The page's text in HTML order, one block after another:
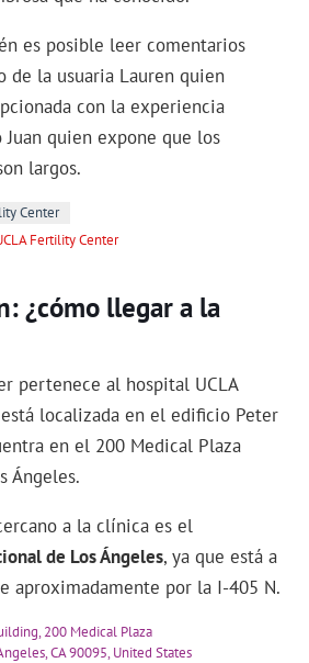
es posible leer comentarios
de la usuaria Lauren quien
con la experiencia
quien expone que los
largos.
Center
¿cómo llegar a la
pertenece al hospital UCLA
localizada en el edificio Peter
en el 200 Medical Plaza
Ángeles.
a la clínica es el
de Los Ángeles, ya que está a
aproximadamente por la I-405 N.
200 Medical Plaza
CA 90095, United States